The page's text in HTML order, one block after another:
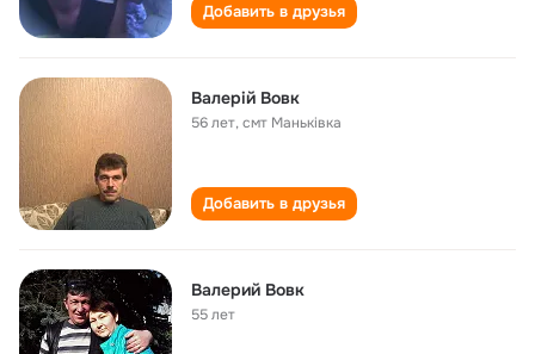
Добавить в друзья
Валерій Вовк
56 лет,смт Маньківка
Добавить в друзья
Валерий Вовк
55 лет